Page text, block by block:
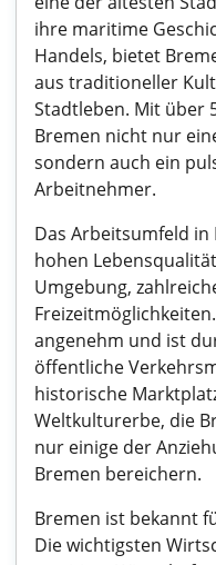
ihre maritime
Handels, bietet
aus traditioneller
Stadtleben. Mit über
Bremen nicht nur
sondern auch ein
Arbeitnehmer.
Das Arbeitsumfeld
hohen
Umgebung,
angenehm und ist
öffentliche
historische
Weltkulturerbe, die
nur einige der
Bremen bereichern.
Bremen ist bekannt
Die wichtigsten